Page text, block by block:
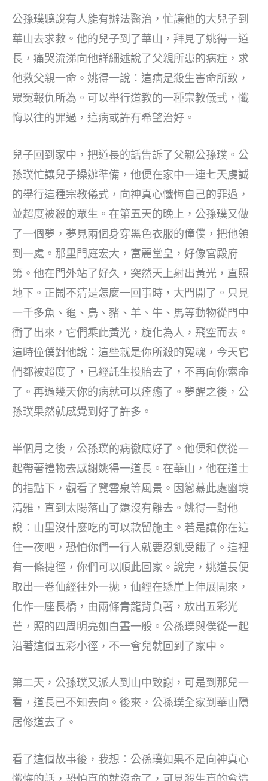
公孫璞聽說有人能有辦法醫治，忙讓他的大兒子到
華山去求救。他的兒子到了華山，拜見了姚得一道
長，痛哭流涕向他詳細述說了父親所患的病症，求
他救父親一命。姚得一說：這病是殺生害命所致，
眾冤報仇所為。可以舉行道教的一種宗教儀式，懺
悔以往的罪過，這病或許有希望治好。
兒子回到家中，把道長的話告訴了父親公孫璞。公
孫璞忙讓兒子操辦準備，他便在家中一連七天虔誠
的舉行這種宗教儀式，向神真心懺悔自己的罪過，
並超度被殺的眾生。在第五天的晚上，公孫璞又做
了一個夢，夢見兩個身穿黑色衣服的僮僕，把他領
到一處。那里門庭宏大，富麗堂皇，好像宮殿府
第。他在門外站了好久，突然天上射出黃光，直照
地下。正鬧不清是怎麼一回事時，大門開了。只見
一千多魚、龜、鳥、豬、羊、牛、馬等動物從門中
衝了出來，它們乘此黃光，旋化為人，飛空而去。
這時僮僕對他說：這些就是你所殺的冤魂，今天它
們都被超度了，已經託生投胎去了，不再向你索命
了。再過幾天你的病就可以痊癒了。夢醒之後，公
孫璞果然就感覺到好了許多。
半個月之後，公孫璞的病徹底好了。他便和僕從一
起帶著禮物去感謝姚得一道長。在華山，他在道士
的指點下，觀看了覽雲泉等風景。因戀慕此處幽境
清雅，直到太陽落山了還沒有離去。姚得一對他
說：山里沒什麼吃的可以款留施主。若是讓你在這
住一夜吧，恐怕你們一行人就要忍飢受餓了。這裡
有一條捷徑，你們可以順此回家。說完，姚道長便
取出一卷仙經往外一拋，仙經在懸崖上伸展開來，
化作一座長橋，由兩條青龍背負著，放出五彩光
芒，照的四周明亮如白晝一般。公孫璞與僕從一起
沿著這個五彩小徑，不一會兒就回到了家中。
第二天，公孫璞又派人到山中致謝，可是到那兒一
看，道長已不知去向。後來，公孫璞全家到華山隱
居修道去了。
看了這個故事後，我想：公孫璞如果不是向神真心